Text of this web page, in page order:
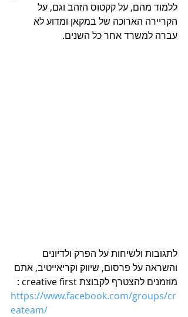
ללמוד מהם, על קקטוס הזהב וגם, על
הקריירה הארוכה של במקאן ומדוע לא
עברה למשרד אחר כל השנים.
לתגובות ולשיחות על הפרק ולדיונים
והשראה על פרסום, שיווק וקריאייטיב, אתם
מוזמנים להצטרף לקבוצת creative first :
https://www.facebook.com/groups/cr
eateam/